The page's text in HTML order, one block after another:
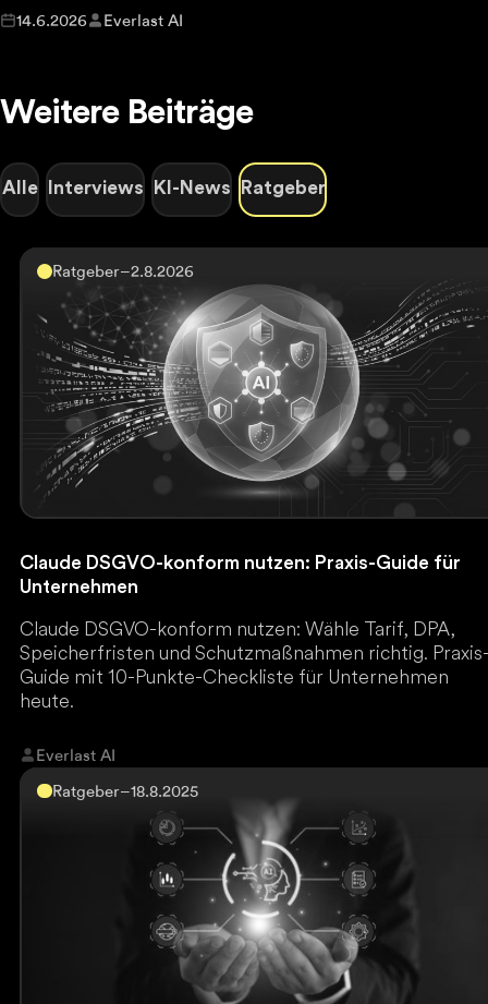
14.6.2026 Everlast AI
Weitere Beiträge
Alle Interviews KI-News Ratgeber
Ratgeber–2.8.2026
Claude DSGVO-konform nutzen: Praxis-Guide für
Unternehmen
Claude DSGVO-konform nutzen: Wähle Tarif, DPA,
Speicherfristen und Schutzmaßnahmen richtig.
Guide mit 10-Punkte-Checkliste für Unternehmen
heute.
Everlast AI
Ratgeber–18.8.2025